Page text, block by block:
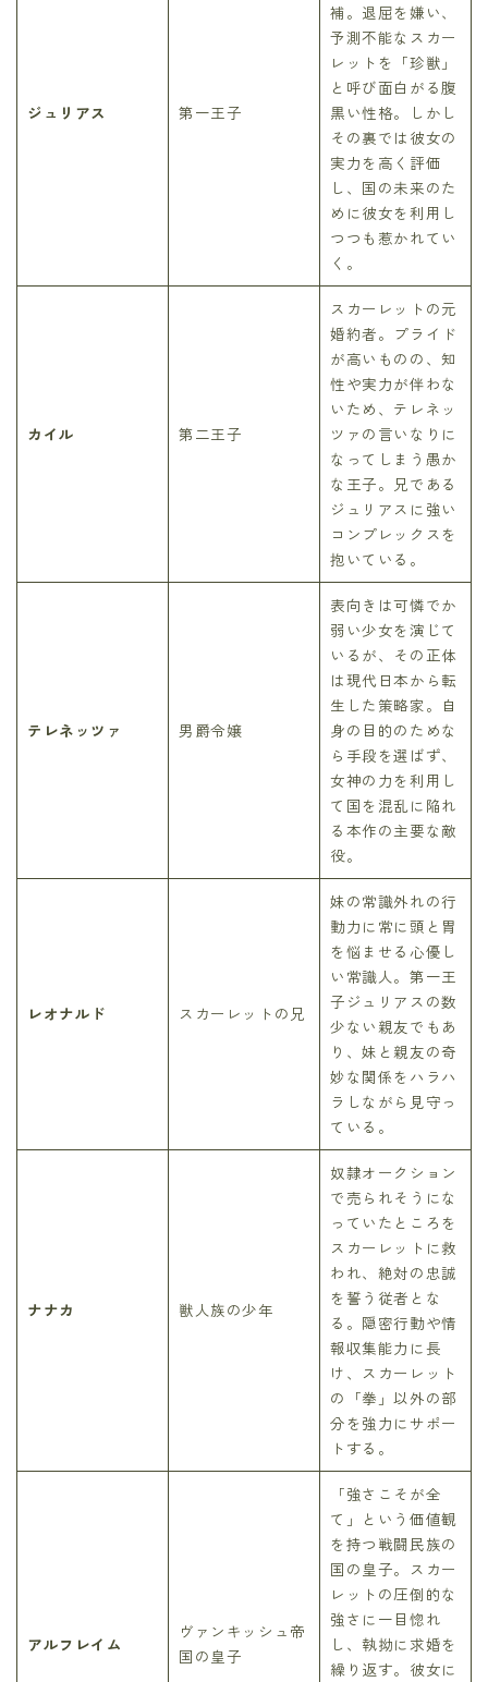
ジュリアス 第一王子
補。退屈を嫌い、
予測不能なスカー
レットを「珍獣」
と呼び面白がる腹
黒い性格。しかし
その裏では彼女の
実力を高く評価
し、国の未来のた
めに彼女を利用し
つつも惹かれてい
く。
カイル 第二王子
スカーレットの元
婚約者。プライド
が高いものの、知
性や実力が伴わな
いため、テレネッ
ツァの言いなりに
なってしまう愚か
な王子。兄である
ジュリアスに強い
コンプレックスを
抱いている。
テレネッツァ 男爵令嬢
表向きは可憐でか
弱い少女を演じて
いるが、その正体
は現代日本から転
生した策略家。自
身の目的のためな
ら手段を選ばず、
女神の力を利用し
て国を混乱に陥れ
る本作の主要な敵
役。
レオナルド スカーレットの兄
妹の常識外れの行
動力に常に頭と胃
を悩ませる心優し
い常識人。第一王
子ジュリアスの数
少ない親友でもあ
り、妹と親友の奇
妙な関係をハラハ
ラしながら見守っ
ている。
ナナカ 獣人族の少年
奴隷オークション
で売られそうにな
っていたところを
スカーレットに救
われ、絶対の忠誠
を誓う従者とな
る。隠密行動や情
報収集能力に長
け、スカーレット
の「拳」以外の部
分を強力にサポー
トする。
アルフレイム
ヴァンキッシュ帝
国の皇子
「強さこそが全
て」という価値観
を持つ戦闘民族の
国の皇子。スカー
レットの圧倒的な
強さに一目惚れ
し、執拗に求婚を
繰り返す。彼女に